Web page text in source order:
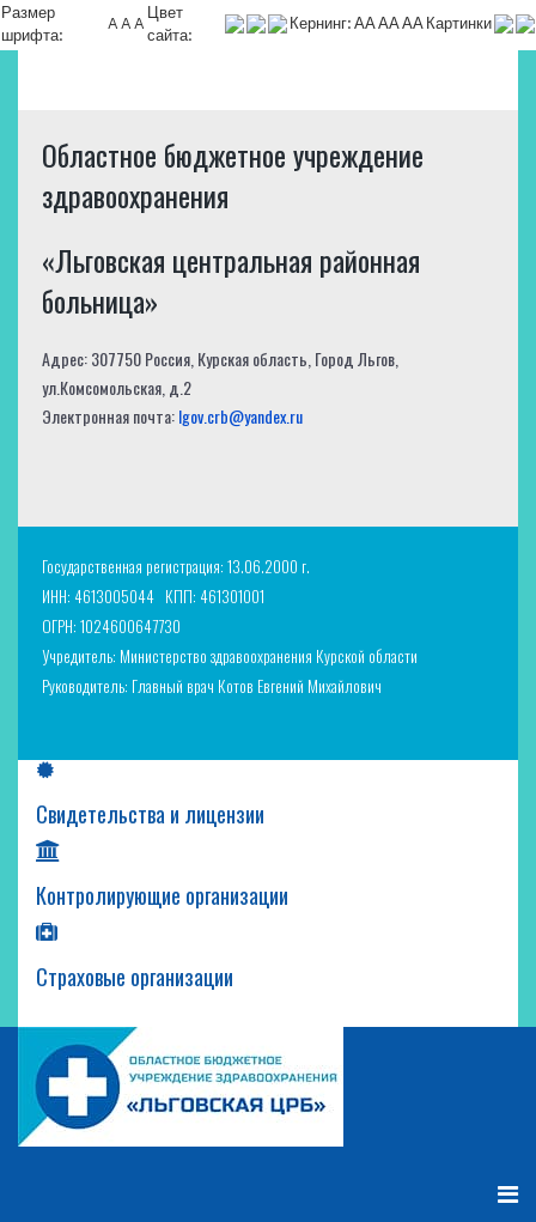
Размер
шрифта:
A A A
Цвет
сайта:
Кернинг: АААААА Картинки
Областное бюджетное учреждение
здравоохранения
«Льговская центральная районная
больница»
Адрес: 307750 Россия, Курская область, Город Льгов,
ул.Комсомольская, д.2
Электронная почта:lgov.crb@yandex.ru
Государственная регистрация: 13.06.2000 г.
ИНН: 4613005044 КПП: 461301001
ОГРН: 1024600647730
Учредитель: Министерство здравоохранения Курской области
Руководитель: Главный врач Котов Евгений Михайлович
Свидетельства и лицензии
Контролирующие организации
Страховые организации